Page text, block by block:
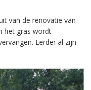
van de renovatie van
het gras wordt
Eerder al zijn